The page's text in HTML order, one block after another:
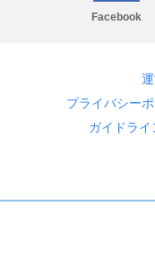
Facebook
プライバシー
ガイドライ